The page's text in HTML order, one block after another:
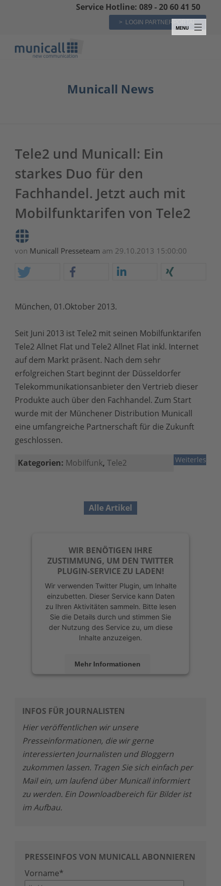
Service Hotline: 089 - 20 60 41 50
> LOGIN PARTNERPORTAL
Municall News
Tele2 und Municall: Ein
starkes Duo für den
Fachhandel. Jetzt auch mit
Mobilfunktarifen von Tele2
von Municall Presseteam am 29.10.2013 15:00:00
München, 01.Oktober 2013.
Seit Juni 2013 ist Tele2 mit seinen Mobilfunktarifen
Tele2 Allnet Flat und Tele2 Allnet Flat inkl. Internet
auf dem Markt präsent. Nach dem sehr
erfolgreichen Start beginnt der Düsseldorfer
Telekommunikationsanbieter den Vertrieb dieser
Produkte auch über den Fachhandel. Zum Start
wurde mit der Münchener Distribution Municall
eine umfangreiche Partnerschaft für die Zukunft
geschlossen.
Weiterlesen
Kategorien: Mobilfunk, Tele2
Alle Artikel
WIR BENÖTIGEN IHRE
ZUSTIMMUNG, UM DEN TWITTER
PLUGIN-SERVICE ZU LADEN!
Wir verwenden Twitter Plugin, um Inhalte
einzubetten. Dieser Service kann Daten
zu Ihren Aktivitäten sammeln. Bitte lesen
Sie die Details durch und stimmen Sie
der Nutzung des Service zu, um diese
Inhalte anzuzeigen.
Mehr Informationen
powered byUsercentrics Consent
INFOS FÜR JOURNALISTEN
Hier veröffentlichen wir unsere
Presseinformationen, die wir gerne
interessierten Journalisten und Bloggern
zukommen lassen. Tragen Sie sich einfach per
Mail ein, um laufend über Municall informiert
zu werden. Ein Downloadbereich für Bilder ist
im Aufbau.
PRESSEINFOS VON MUNICALL ABONNIEREN
Vorname*